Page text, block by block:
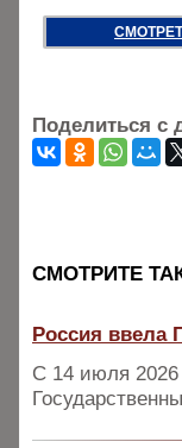
Поделиться с
CМОТРИТЕ
Россия ввела
С 14 июля 2026